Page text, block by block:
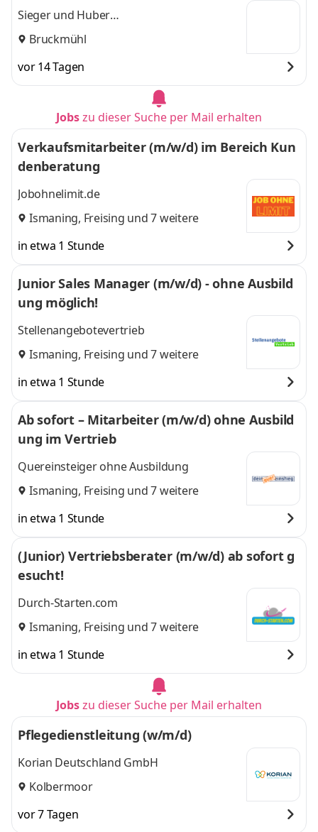
Sieger und Huber
Steuerberatungsgesellschaft mbH
Bruckmühl
vor 14 Tagen
Jobszu dieser Suche per Mail erhalten
Verkaufsmitarbeiter (m/w/d) im Bereich Kun
denberatung
Jobohnelimit.de
Ismaning, Freising und 7 weitere
in etwa 1 Stunde
Junior Sales Manager (m/w/d) - ohne Ausbild
ung möglich!
Stellenangebotevertrieb
Ismaning, Freising und 7 weitere
in etwa 1 Stunde
Ab sofort – Mitarbeiter (m/w/d) ohne Ausbild
ung im Vertrieb
Quereinsteiger ohne Ausbildung
Ismaning, Freising und 7 weitere
in etwa 1 Stunde
(Junior) Vertriebsberater (m/w/d) ab sofort g
esucht!
Durch-Starten.com
Ismaning, Freising und 7 weitere
in etwa 1 Stunde
Jobszu dieser Suche per Mail erhalten
Pflegedienstleitung (w/m/d)
Korian Deutschland GmbH
Kolbermoor
vor 7 Tagen